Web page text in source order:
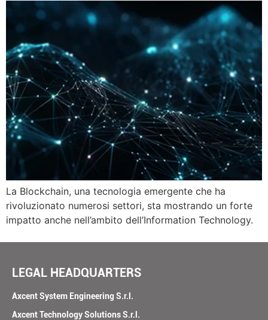
La Blockchain, una tecnologia emergente che ha
rivoluzionato numerosi settori, sta mostrando un forte
impatto anche nell’ambito dell’Information Technology.
LEGAL HEADQUARTERS
Axcent System Engineering S.r.l.
Axcent Technology Solutions S.r.l.